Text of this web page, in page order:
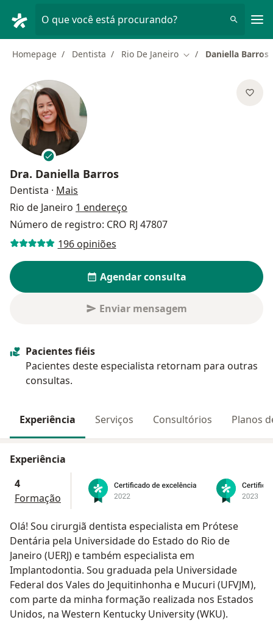
O que você está procurando?
Homepage Dentista Rio De Janeiro Mudar de cidade
Daniella Barros
Dra. Daniella Barros
Dentista · Mais
Rio de Janeiro 1 endereço
Número de registro: CRO RJ 47807
196 opiniões
Agendar consulta
Enviar mensagem
Pacientes fiéis
Pacientes deste especialista retornam para outras
consultas.
Experiência Serviços Consultórios Planos
Experiência
4
Formação
Olá! Sou cirurgiã dentista especialista em Prótese
Dentária pela Universidade do Estado do Rio de
Janeiro (UERJ) e também especialista em
Implantodontia. Sou graduada pela Universidade
Federal dos Vales do Jequitinhonha e Mucuri (UFVJM),
com parte da minha formação realizada nos Estados
Unidos, na Western Kentucky University (WKU).